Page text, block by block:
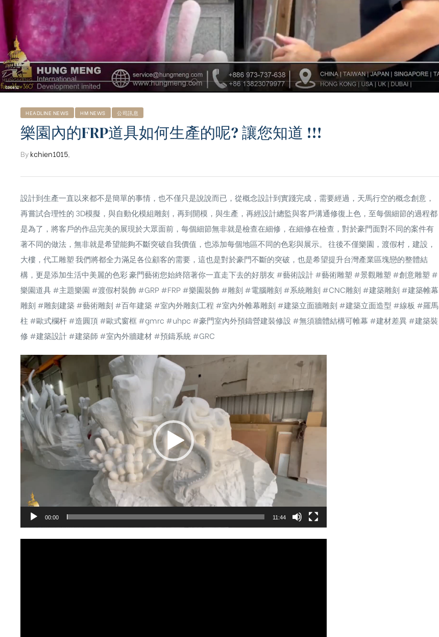
HEADLINE NEWS HM NEWS 公司訊息
樂園內的FRP道具如何生產的呢? 讓您知道 !!!
Bykchien1015
設計到生產一直以來都不是簡單的事情，也不僅只是說說而已，從概念設計到實踐完成，需要經過，天馬行空的概念創意，
再嘗試合理性的 3D模擬，與自動化模組雕刻，再到開模，與生產，再經設計總監與客戶溝通修復上色，至每個細節的過程都
是為了，將客戶的作品完美的展現於大眾面前，每個細節無非就是檢查在細修，在細修在檢查，對於豪門面對不同的案件有
著不同的做法，無非就是希望能夠不斷突破自我價值，也添加每個地區不同的色彩與展示。 往後不僅樂園，渡假村，建設，
大樓，代工雕塑 我們將都全力滿足各位顧客的需要，這也是對於豪門不斷的突破，也是希望提升台灣產業區塊戀的整體結
構，更是添加生活中美麗的色彩 豪門藝術您始終陪著你一直走下去的好朋友 #藝術設計#藝術雕塑 #景觀雕塑 #創意雕塑 #
樂園道具#主題樂園 #渡假村裝飾 #GRP#FRP#樂園裝飾 #雕刻 #電腦雕刻 #系統雕刻 #CNC雕刻 #建築雕刻 #建築帷幕
雕刻 #雕刻建築#藝術雕刻 #百年建築#室內外雕刻工程 #室內外帷幕雕刻 #建築立面牆雕刻 #建築立面造型 #線板 #羅馬
柱 #歐式欄杆#造圓頂#歐式窗框#gmrc #uhpc #豪門室內外預鑄營建裝修設 #無須牆體結構可帷幕 #建材差異#建築裝
修 #建築設計#建築師 #室內外牆建材#預鑄系統#GRC
視
訊
播
放
器
00:00 11:44